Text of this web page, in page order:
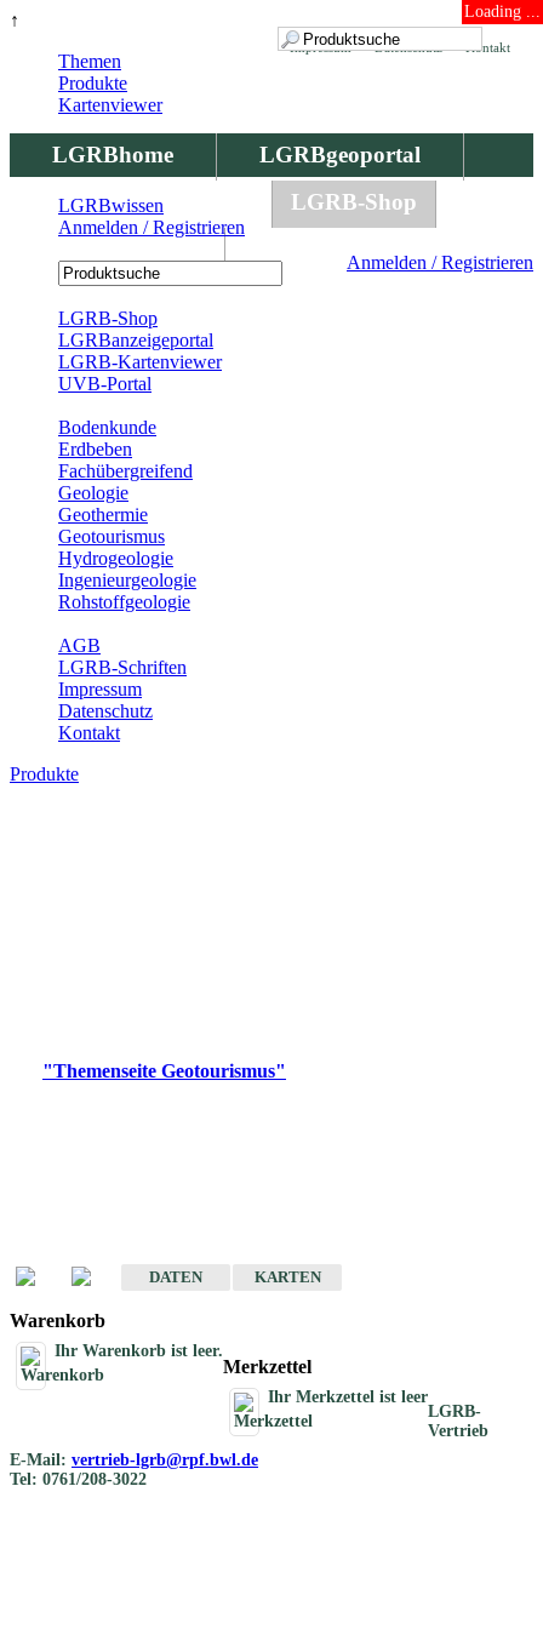
↑ Loading ...
Kontakt
Datenschutz
Impressum
LGRBhome
LGRBgeoportal
LGRBbohrungen
LGRB-Shop
Anmelden / Registrieren
Themen
Produkte
Kartenviewer
LGRBwissen
Anmelden / Registrieren
LGRB-Shop
LGRBanzeigeportal
LGRB-Kartenviewer
UVB-Portal
Bodenkunde
Erdbeben
Fachübergreifend
Geologie
Geothermie
Geotourismus
Hydrogeologie
Ingenieurgeologie
Rohstoffgeologie
AGB
LGRB-Schriften
Impressum
Datenschutz
Kontakt
Produkte
"Themenseite Geotourismus"
DATEN
KARTEN
Warenkorb
Ihr Warenkorb ist leer.
Merkzettel
Ihr Merkzettel ist leer
LGRB-
Vertrieb
E-Mail: vertrieb-lgrb@rpf.bwl.de
Tel: 0761/208-3022